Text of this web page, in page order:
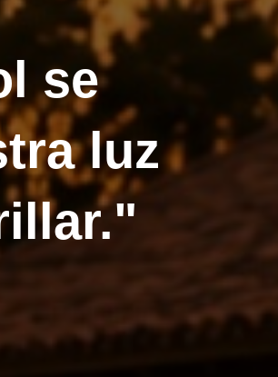
se
luz